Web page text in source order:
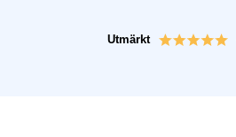
Utmärkt